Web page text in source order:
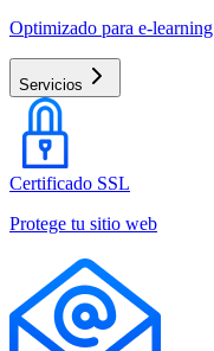
Optimizado para e-learning
Servicios
Certificado SSL
Protege tu sitio web